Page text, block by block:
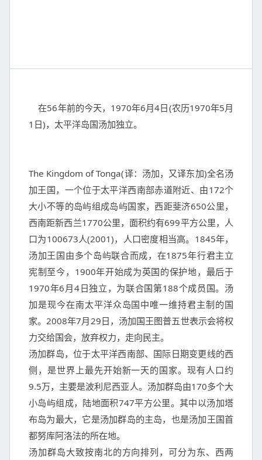
在56年前的今天，1970年6月4日(农历1970年5月
1日)，太平洋岛国汤加独立。
The Kingdom of Tonga(译：汤加，又译东加)全名汤
加王国，一个位于太平洋西南部赤道附近、由172个
大小不等的岛屿组成岛屿国家，西距斐济650公里，
西南距新西兰1770公里，面积约有699平方公里，人
口为100673人(2001)，人口密度相当高。1845年，
汤加王国由多个岛屿联合而成，在1875年行君主立
宪制至今，1900年开始成为英国的保护地，最后于
1970年6月4日独立，为联合国第188个成员国。汤
加是现今在南太平洋众岛国中唯一维持君主制的国
家。2008年7月29日，汤加国王图普五世表示会将权
力交给国会，放弃权力，走向民主。
汤加群岛，位于太平洋西南部、国际日期变更线的西
侧，是世界上最先开始新一天的国家。现有人口约
9.5万，主要是波利尼西亚人。汤加群岛由170多个大
小岛屿组成，陆地面积747平方公里。其中以汤加塔
布岛为最大，它是汤加群岛的主岛，也是汤加王国首
都努库阿洛法的所在地。
汤加群岛大致按南北的方向排列，可分为东、西两